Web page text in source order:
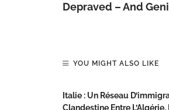
Depraved – And
YOU MIGHT ALSO LIKE
Italie : Un Réseau
Clandestine Entre L’Algérie,